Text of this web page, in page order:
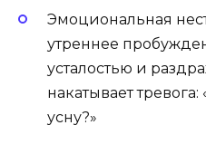
Эмоциональная
утреннее
усталостью и
накатывает
усну?»